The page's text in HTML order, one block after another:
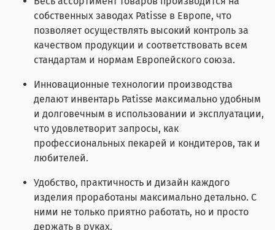
собственных заводах Patisse в Европе, что
позволяет осуществлять высокий контроль за
качеством продукции и соответствовать всем
стандартам и нормам Европейского союза.
Инновационные технологии производства
делают инвентарь Patisse максимально удобным
и долговечным в использовании и эксплуатации,
что удовлетворит запросы, как
профессиональных пекарей и кондитеров, так и
любителей.
Удобство, практичность и дизайн каждого
изделия проработаны максимально детально. С
ними не только приятно работать, но и просто
держать в руках.